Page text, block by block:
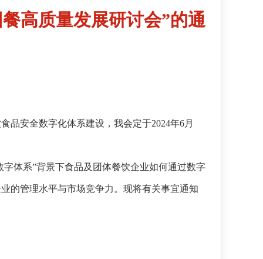
高质量发展研讨会”的通
品安全数字化体系建设，我会定于2024年6月
体系”背景下食品及团体餐饮企业如何通过数字
的管理水平与市场竞争力。现将有关事宜通知